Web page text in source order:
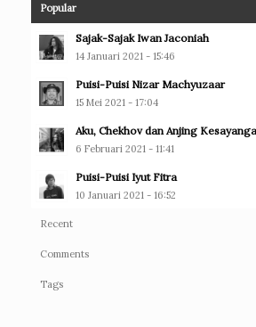
Popular
Sajak-Sajak Iwan Jaconiah
14 Januari 2021 - 15:46
Puisi-Puisi Nizar Machyuzaar
15 Mei 2021 - 17:04
Aku, Chekhov dan Anjing
6 Februari 2021 - 11:41
Puisi-Puisi Iyut Fitra
10 Januari 2021 - 16:52
Recent
Comments
Tags